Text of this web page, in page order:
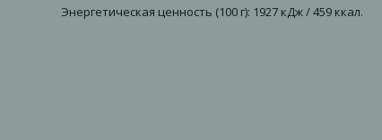
Энергетическая ценность (100 г): 1927 кДж / 459 ккал.